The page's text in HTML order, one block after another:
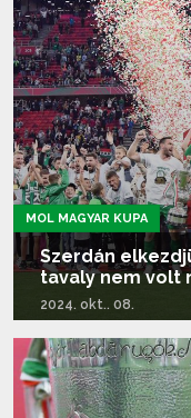
MOL MAGYAR KUPA
Szerdán
tavaly nem volt
2024. okt.. 08.